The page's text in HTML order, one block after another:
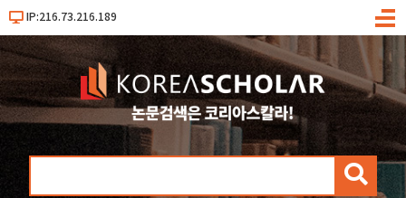
IP:216.73.216.189
메
검